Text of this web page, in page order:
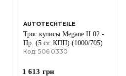
AUTOTECHTEILE
Трос кулисы Megane II 02 -
Пр. (5 ст. КПП) (1000/705)
Код: 506 0330
1 613 грн